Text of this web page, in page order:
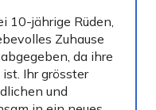
10-jährige Rüden,
Zuhause
da ihre
Ihr grösster
und